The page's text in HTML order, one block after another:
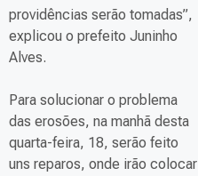
providências serão tomadas”,
explicou o prefeito Juninho
Alves.
Para solucionar o problema
das erosões, na manhã desta
quarta-feira, 18, serão feito
uns reparos, onde irão colocar